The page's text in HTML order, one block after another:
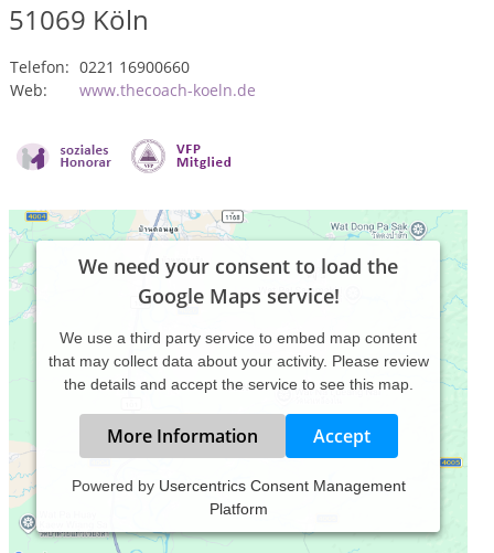
51069 Köln
Telefon: 0221 16900660
Web:
www.thecoach-koeln.de
We need your consent to load the
Google Maps service!
We use a third party service to embed map content
that may collect data about your activity. Please review
the details and accept the service to see this map.
More Information Accept
Powered by Usercentrics Consent Management
Platform
Psychologische Beratung, Coaching, EMDR